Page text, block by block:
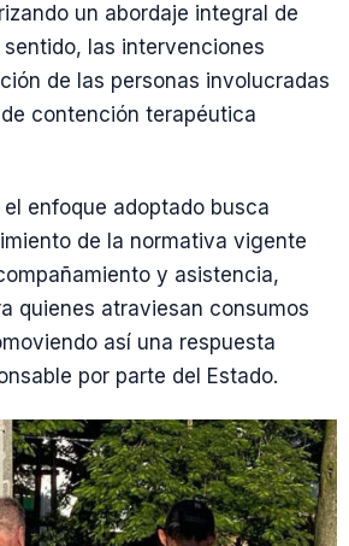
un abordaje integral de
las intervenciones
de las personas involucradas
contención terapéutica
enfoque adoptado busca
de la normativa vigente
y asistencia,
quienes atraviesan consumos
así una respuesta
por parte del Estado.